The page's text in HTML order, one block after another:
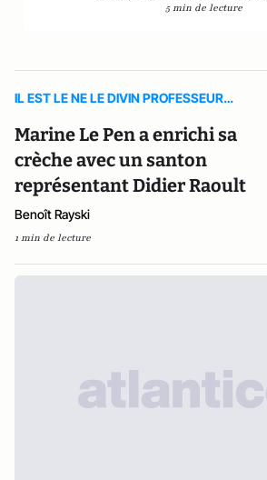
5 min de lecture
IL EST LE NE LE DIVIN PROFESSEUR…
Marine Le Pen a enrichi sa
crèche avec un santon
représentant Didier Raoult
Benoît Rayski
1 min de lecture